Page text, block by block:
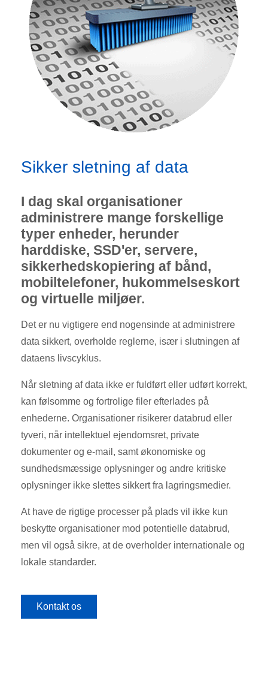
Sikker sletning af data
I dag skal organisationer
administrere mange forskellige
typer enheder, herunder
harddiske, SSD'er, servere,
sikkerhedskopiering af bånd,
mobiltelefoner, hukommelseskort
og virtuelle miljøer.
Det er nu vigtigere end nogensinde at administrere
data sikkert, overholde reglerne, især i slutningen af ​​
dataens livscyklus.
Når sletning af data ikke er fuldført eller udført korrekt,
kan følsomme og fortrolige filer efterlades på
enhederne. Organisationer risikerer databrud eller
tyveri, når intellektuel ejendomsret, private
dokumenter og e-mail, samt økonomiske og
sundhedsmæssige oplysninger og andre kritiske
oplysninger ikke slettes sikkert fra lagringsmedier.
At have de rigtige processer på plads vil ikke kun
beskytte organisationer mod potentielle databrud,
men vil også sikre, at de overholder internationale og
lokale standarder.
Kontakt os